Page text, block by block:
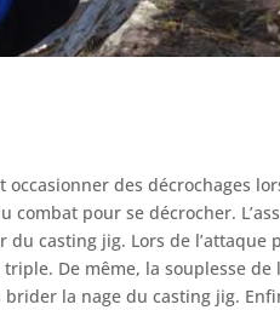
des décrochages
pour se décrocher.
casting jig. Lors de
De même, la souplesse
brider la nage du casting jig.